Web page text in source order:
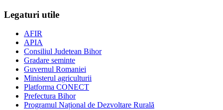
Legaturi utile
AFIR
APIA
Consiliul Judetean Bihor
Gradare seminte
Guvernul Romaniei
Ministerul agriculturii
Platforma CONECT
Prefectura Bihor
Programul Național de Dezvoltare Rurală